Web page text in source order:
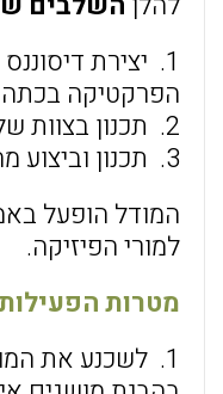
1. יצירת
הפרקטיקה
2. תכנון בצוות של התערבויות למידה.
3. תכנון וביצוע מחקר פעולה.
המודל הופעל
למורי הפיזיקה.
מטרות
1. לשכנע את